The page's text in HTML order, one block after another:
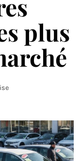
plus